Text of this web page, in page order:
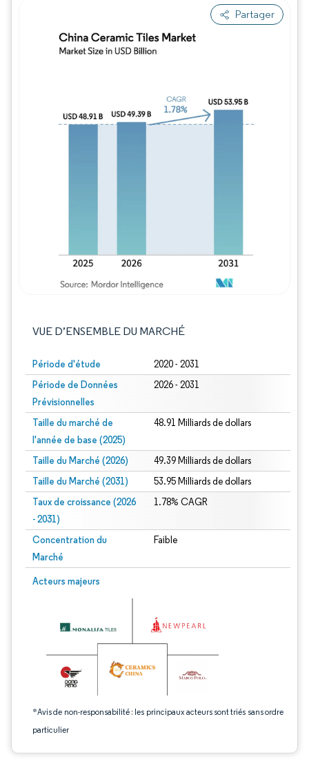
Partager
VUE D’ENSEMBLE DU MARCHÉ
Période d'étude 2020 - 2031
Période de Données
Prévisionnelles
2026 - 2031
Taille du marché de
l'année de base (2025)
48.91 Milliards de dollars
Taille du Marché (2026) 49.39 Milliards de dollars
Taille du Marché (2031) 53.95 Milliards de dollars
Taux de croissance (2026
- 2031)
1.78% CAGR
Concentration du
Marché
Faible
Acteurs majeurs
*Avis de non-responsabilité : les principaux acteurs sont triés sans ordre
particulier
Image © Mordor Intelligence. La réutilisation nécessite une attribution sous CC